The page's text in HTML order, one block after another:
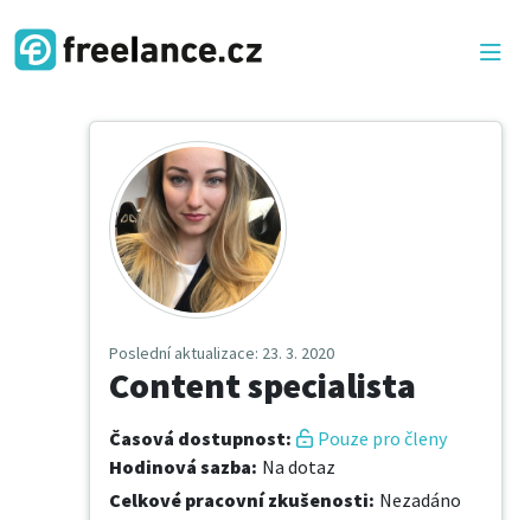
Poslední aktualizace: 23. 3. 2020
Content specialista
Časová dostupnost:
Pouze pro členy
Hodinová sazba: Na dotaz
Celkové pracovní zkušenosti: Nezadáno